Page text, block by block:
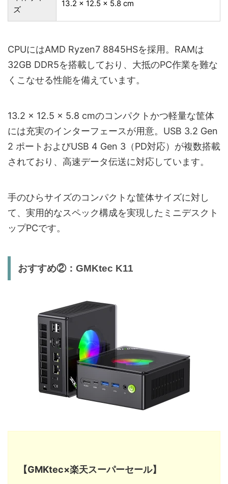
ズ
‎‎‎13.2 x 12.5 x 5.8 cm
CPUにはAMD Ryzen7 8845HSを採用。RAMは
32GB DDR5を搭載しており、大抵のPC作業を難な
くこなせる性能を備えています。
13.2 x 12.5 x 5.8 cmのコンパクトかつ軽量な筐体
には充実のインターフェースが用意。USB 3.2 Gen
2 ポートおよびUSB 4 Gen 3（PD対応）が複数搭載
されており、高速データ伝送に対応しています。
手のひらサイズのコンパクトな筐体サイズに対し
て、実用的なスペック構成を実現したミニデスクト
ップPCです。
おすすめ②：GMKtec K11
【GMKtec×楽天スーパーセール】